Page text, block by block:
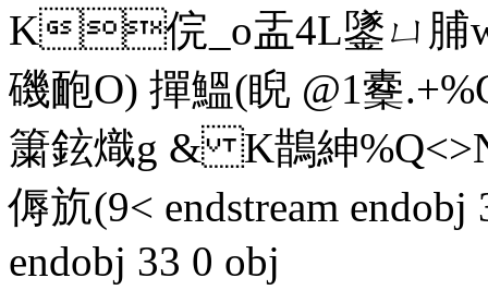
K俒_o盂4L鐆ㄩ脯
磯 靤O) 撣鰮(睨 @1櫜.+
簘鉉熾g & K鵲紳%Q<>N
傉斻(9< endstream
endobj 33 0 obj